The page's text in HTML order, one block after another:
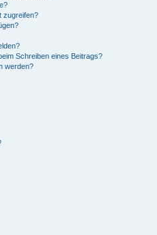
zugreifen?
Schreiben eines Beitrags?
werden?